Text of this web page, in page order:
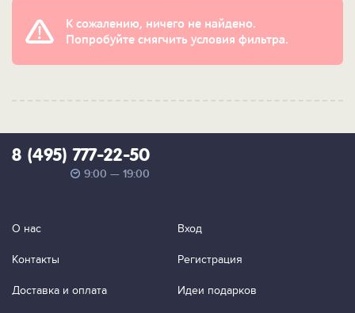
К сожалению, ничего не найдено.
Попробуйте смягчить условия фильтра.
8 (495) 777-22-50
9:00 — 19:00
О нас
Контакты
Доставка и оплата
Вход
Регистрация
Идеи подарков